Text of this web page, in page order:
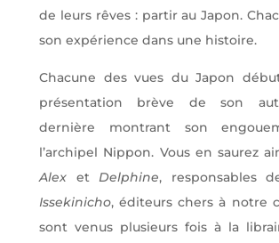
de leurs rêves : partir au Japon.
son expérience dans une histoire.
Chacune des vues du Japon
présentation brève de son
dernière montrant son
l’archipel Nippon. Vous en saurez
AlexetDelphine, responsables
Issekinicho, éditeurs chers à notre
sont venus plusieurs fois à la